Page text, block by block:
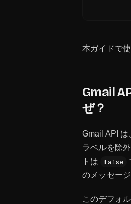
本ガイドで
Gmail
ぜ？
Gmail API
ラベルを除
トは
false
のメッセー
このデフォ